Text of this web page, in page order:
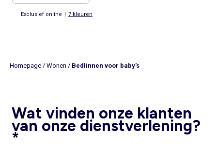
Exclusief online | 7 kleuren
Homepage / Wonen / Bedlinnen voor baby's
Wat vinden onze klanten
van onze dienstverlening?
*